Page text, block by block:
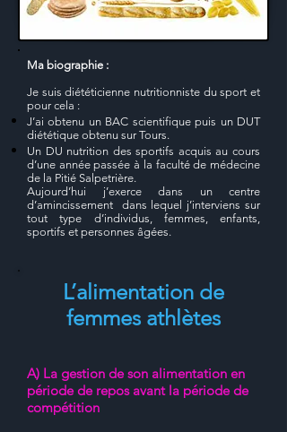
Ma biographie :
Je suis diététicienne nutritionniste du sport et
pour cela :
J’ai obtenu un BAC scientifique puis un DUT
diététique obtenu sur Tours.
Un DU nutrition des sportifs acquis au cours
d’une année passée à la faculté de médecine
de la Pitié Salpetrière.
Aujourd’hui j’exerce dans un centre
d’amincissement dans lequel j’interviens sur
tout type d’individus, femmes, enfants,
sportifs et personnes âgées.
L’alimentation de
femmes athlètes
A) La gestion de son alimentation en
période de repos avant la période de
compétition